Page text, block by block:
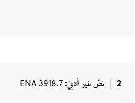
2 نصّ غير أدبيّ ENA 3918.7